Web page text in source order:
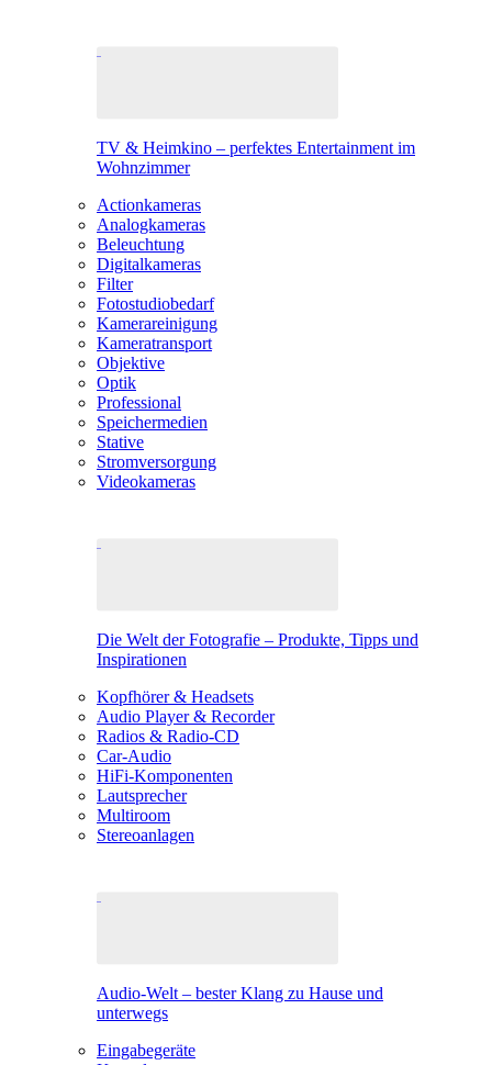
TV & Heimkino – perfektes Entertainment im
Wohnzimmer
Actionkameras
Analogkameras
Beleuchtung
Digitalkameras
Filter
Fotostudiobedarf
Kamerareinigung
Kameratransport
Objektive
Optik
Professional
Speichermedien
Stative
Stromversorgung
Videokameras
Die Welt der Fotografie – Produkte, Tipps und
Inspirationen
Kopfhörer & Headsets
Audio Player & Recorder
Radios & Radio-CD
Car-Audio
HiFi-Komponenten
Lautsprecher
Multiroom
Stereoanlagen
Audio-Welt – bester Klang zu Hause und
unterwegs
Eingabegeräte